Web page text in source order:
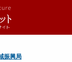
振興局